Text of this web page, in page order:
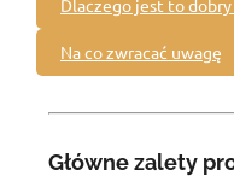
Na co zwracać uwagę
Główne zalety